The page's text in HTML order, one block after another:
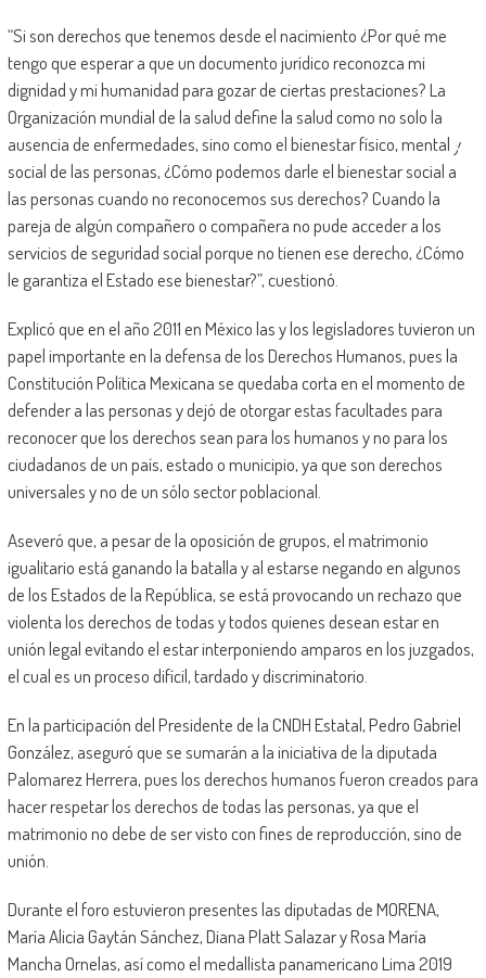
“Si son derechos que tenemos desde el nacimiento ¿Por qué me
tengo que esperar a que un documento jurídico reconozca mi
dignidad y mi humanidad para gozar de ciertas prestaciones? La
Organización mundial de la salud define la salud como no solo la
ausencia de enfermedades, sino como el bienestar físico, mental y
social de las personas, ¿Cómo podemos darle el bienestar social a
las personas cuando no reconocemos sus derechos? Cuando la
pareja de algún compañero o compañera no pude acceder a los
servicios de seguridad social porque no tienen ese derecho, ¿Cómo
le garantiza el Estado ese bienestar?”, cuestionó.
Explicó que en el año 2011 en México las y los legisladores tuvieron un
papel importante en la defensa de los Derechos Humanos, pues la
Constitución Política Mexicana se quedaba corta en el momento de
defender a las personas y dejó de otorgar estas facultades para
reconocer que los derechos sean para los humanos y no para los
ciudadanos de un país, estado o municipio, ya que son derechos
universales y no de un sólo sector poblacional.
Aseveró que, a pesar de la oposición de grupos, el matrimonio
igualitario está ganando la batalla y al estarse negando en algunos
de los Estados de la República, se está provocando un rechazo que
violenta los derechos de todas y todos quienes desean estar en
unión legal evitando el estar interponiendo amparos en los juzgados,
el cual es un proceso difícil, tardado y discriminatorio.
En la participación del Presidente de la CNDH Estatal, Pedro Gabriel
González, aseguró que se sumarán a la iniciativa de la diputada
Palomarez Herrera, pues los derechos humanos fueron creados para
hacer respetar los derechos de todas las personas, ya que el
matrimonio no debe de ser visto con fines de reproducción, sino de
unión.
Durante el foro estuvieron presentes las diputadas de MORENA,
María Alicia Gaytán Sánchez, Diana Platt Salazar y Rosa María
Mancha Ornelas, así como el medallista panamericano Lima 2019